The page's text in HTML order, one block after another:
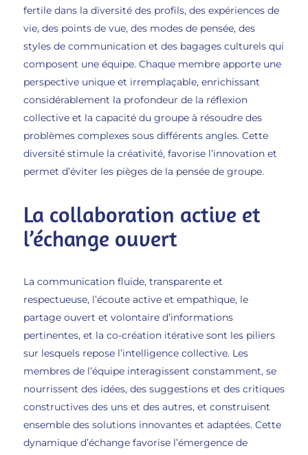
fertile dans la diversité des profils, des expériences de
vie, des points de vue, des modes de pensée, des
styles de communication et des bagages culturels qui
composent une équipe. Chaque membre apporte une
perspective unique et irremplaçable, enrichissant
considérablement la profondeur de la réflexion
collective et la capacité du groupe à résoudre des
problèmes complexes sous différents angles. Cette
diversité stimule la créativité, favorise l’innovation et
permet d’éviter les pièges de la pensée de groupe.
La collaboration active et
l’échange ouvert
La communication fluide, transparente et
respectueuse, l’écoute active et empathique, le
partage ouvert et volontaire d’informations
pertinentes, et la co-création itérative sont les piliers
sur lesquels repose l’intelligence collective. Les
membres de l’équipe interagissent constamment, se
nourrissent des idées, des suggestions et des critiques
constructives des uns et des autres, et construisent
ensemble des solutions innovantes et adaptées. Cette
dynamique d’échange favorise l’émergence de